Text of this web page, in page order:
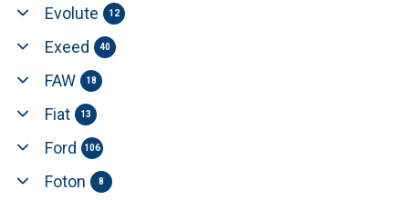
Evolute 12
Exeed 40
FAW 18
Fiat 13
Ford 106
Foton 8